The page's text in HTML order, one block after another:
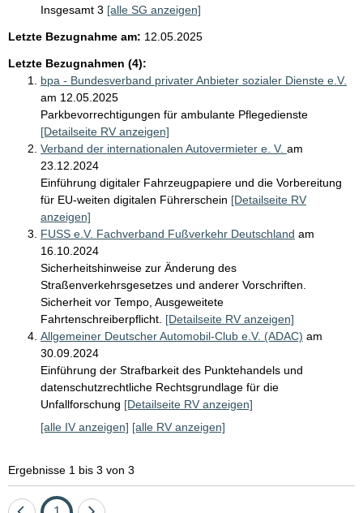
Insgesamt 3 [alle SG anzeigen]
Letzte Bezugnahme am: 12.05.2025
Letzte Bezugnahmen (4):
bpa - Bundesverband privater Anbieter sozialer Dienste e.V.
am 12.05.2025
Parkbevorrechtigungen für ambulante Pflegedienste
[Detailseite RV anzeigen]
Verband der internationalen Autovermieter e. V. am
23.12.2024
Einführung digitaler Fahrzeugpapiere und die Vorbereitung
für EU-weiten digitalen Führerschein [Detailseite RV
anzeigen]
FUSS e.V. Fachverband Fußverkehr Deutschland am
16.10.2024
Sicherheitshinweise zur Änderung des
Straßenverkehrsgesetzes und anderer Vorschriften.
Sicherheit vor Tempo, Ausgeweitete
Fahrtenschreiberpflicht. [Detailseite RV anzeigen]
Allgemeiner Deutscher Automobil-Club e.V. (ADAC) am
30.09.2024
Einführung der Strafbarkeit des Punktehandels und
datenschutzrechtliche Rechtsgrundlage für die
Unfallforschung [Detailseite RV anzeigen]
[alle IV anzeigen] [alle RV anzeigen]
Ergebnisse 1 bis 3 von 3